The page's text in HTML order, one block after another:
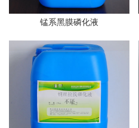
锰系黑膜磷化液